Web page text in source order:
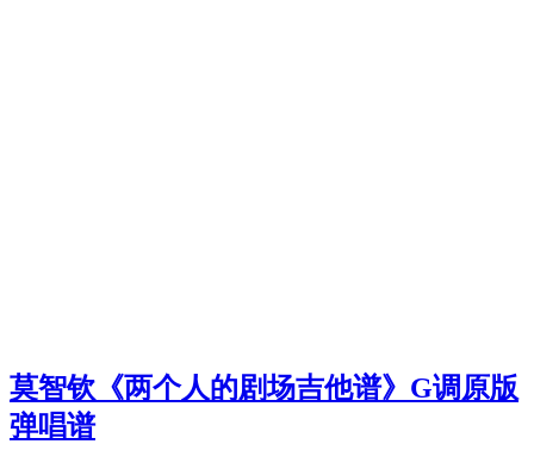
莫智钦《两个人的剧场吉他谱》G调原版
弹唱谱